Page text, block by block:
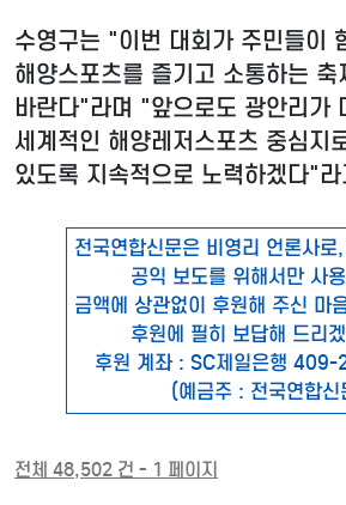
수영구는 "이번 대회가 주민들이
해양스포츠를 즐기고 소통하는
바란다"라며 "앞으로도 광안리가
세계적인 해양레저스포츠 중심지
있도록 지속적으로 노력하겠다"
전국연합신문은 비영리 언론사로
공익 보도를 위해서만 사
금액에 상관없이 후원해 주신 마
후원에 필히 보답해 드리
후원 계좌 : SC제일은행
(예금주 : 전국연합신
전체 48,502 건 - 1 페이지